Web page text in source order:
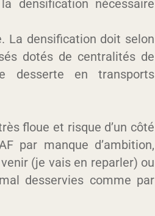
densification nécessaire
La densification doit selon
dotés de centralités de
desserte en transports
floue et risque d’un côté
par manque d’ambition,
(je vais en reparler) ou
desservies comme par